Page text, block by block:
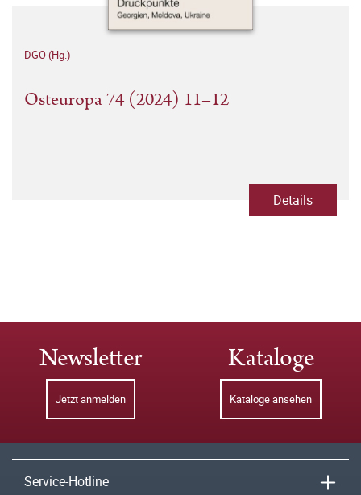
DGO (Hg.)
Osteuropa 74 (2024) 11–12
Details
Newsletter
Jetzt anmelden
Kataloge
Kataloge ansehen
Service-Hotline